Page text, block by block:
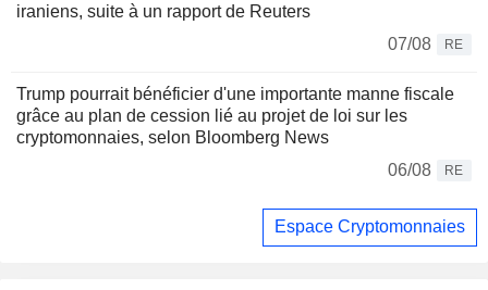
iraniens, suite à un rapport de Reuters
07/08
RE
Trump pourrait bénéficier d'une importante manne fiscale
grâce au plan de cession lié au projet de loi sur les
cryptomonnaies, selon Bloomberg News
06/08
RE
Espace Cryptomonnaies